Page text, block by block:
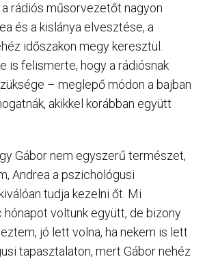
a rádiós műsorvezetőt nagyon
és a kislánya elvesztése, a
időszakon megy keresztül.
is felismerte, hogy a rádiósnak
– meglepő módon a bajban
akikkel korábban együtt
Gábor nem egyszerű természet,
Andrea a pszichológusi
tudja kezelni őt. Mi
voltunk együtt, de bizony
jó lett volna, ha nekem is lett
tapasztalaton, mert Gábor nehéz